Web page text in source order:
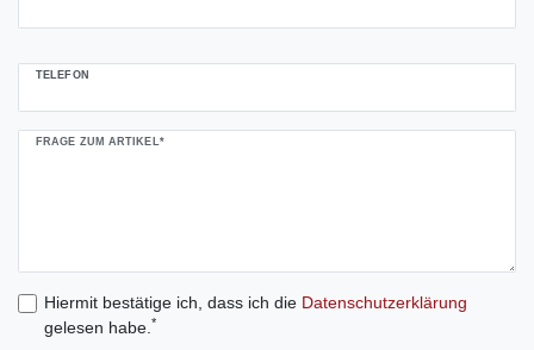
TELEFON
FRAGE ZUM ARTIKEL*
Hiermit bestätige ich, dass ich die Daten­schutz­erklärung
gelesen habe. *